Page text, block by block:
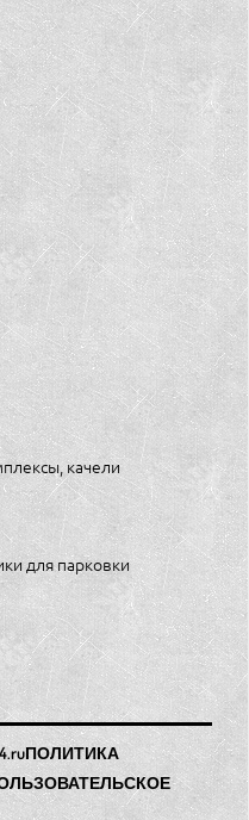
качели
для парковки
ПОЛИТИКА